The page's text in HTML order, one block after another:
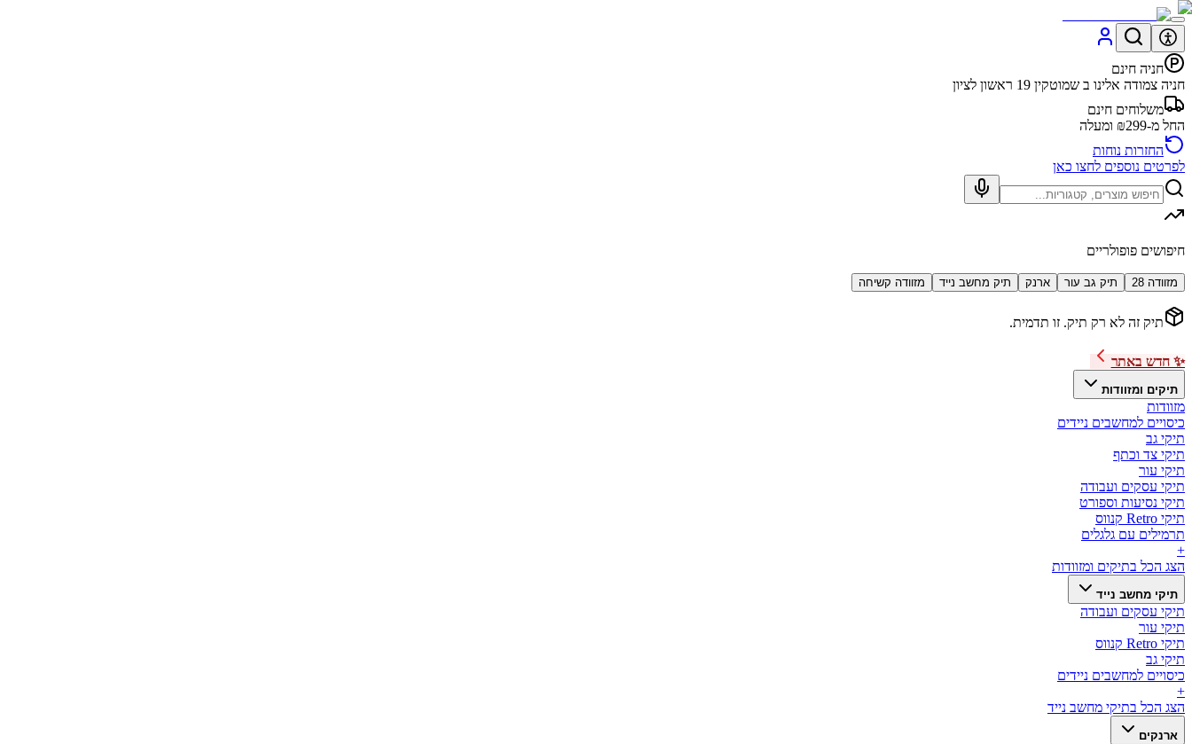
חניה חינם
חניה צמודה אלינו ב שמוטקין 19 ראשון לציון
משלוחים חינם
החל מ-₪299 ומעלה
החזרות נוחות
לפרטים נוספים לחצו כאן
חיפושים פופולריים
מזוודה 28 תיק גב עור ארנק תיק מחשב נייד מזוודה קשיחה
תיק זה לא רק תיק. זו תדמית.
✨ חדש באתר
תיקים ומזוודות
מזוודות
כיסויים למחשבים ניידים
תיקי גב
תיקי צד וכתף
תיקי עור
תיקי עסקים ועבודה
תיקי נסיעות וספורט
תיקי Retro קנווס
תרמילים עם גלגלים
+
הצג הכל בתיקים ומזוודות
תיקי מחשב נייד
תיקי עסקים ועבודה
תיקי עור
תיקי Retro קנווס
תיקי גב
כיסויים למחשבים ניידים
+
הצג הכל בתיקי מחשב נייד
ארנקים